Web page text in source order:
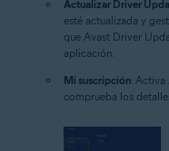
Actualizar Driver
esté actualizada y
que Avast Driver
aplicación.
Mi suscripción: Activa
comprueba los